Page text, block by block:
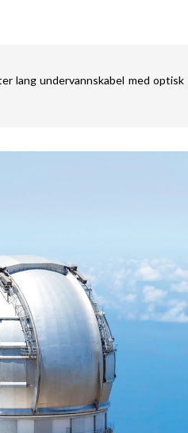
lang undervannskabel med